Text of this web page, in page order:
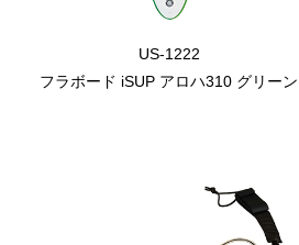
US-1222
フラボード iSUP アロハ310 グリーン